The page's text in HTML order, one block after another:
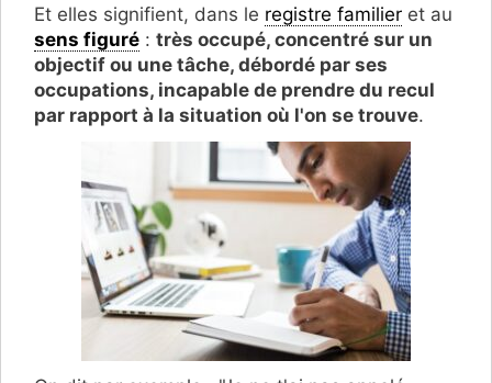
Et elles signifient, dans le registre familier et au
sens figuré : très occupé, concentré sur un
objectif ou une tâche, débordé par ses
occupations, incapable de prendre du recul
par rapport à la situation où l'on se trouve.